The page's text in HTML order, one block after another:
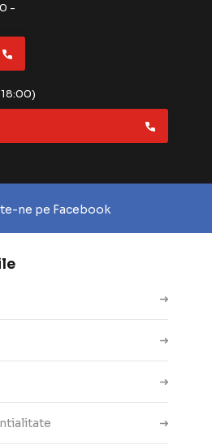
-
ne pe Facebook